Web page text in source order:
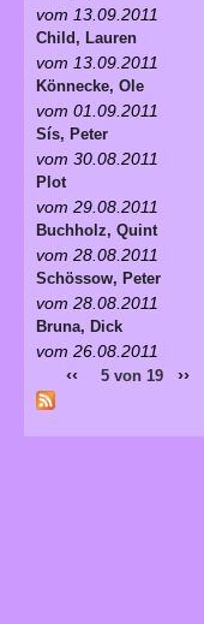
vom 13.09.2011
Child, Lauren
vom 13.09.2011
Könnecke, Ole
vom 01.09.2011
Sís, Peter
vom 30.08.2011
Plot
vom 29.08.2011
Buchholz, Quint
vom 28.08.2011
Schössow, Peter
vom 28.08.2011
Bruna, Dick
vom 26.08.2011
‹‹ 5 von 19 ››